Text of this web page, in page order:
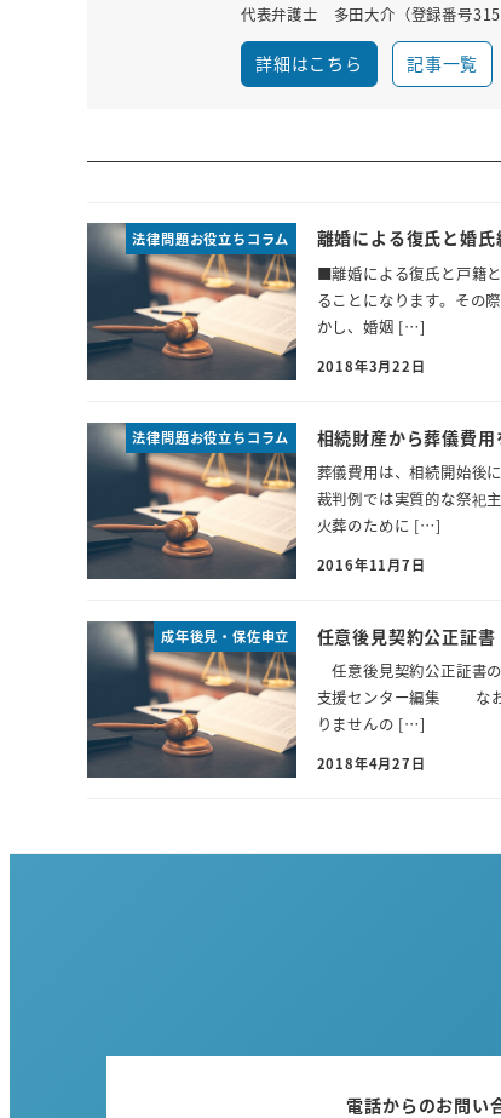
代表弁護士 多田大介（登録番号
詳細はこちら 記事一覧
法律問題お役立ちコラム 離婚による復氏と婚
■離婚による復氏と戸籍
ることになります。その
かし、婚姻 […]
2018年3月22日
法律問題お役立ちコラム 相続財産から葬儀費
葬儀費用は、相続開始後
裁判例では実質的な祭祀
火葬のために […]
2016年11月7日
成年後見・保佐申立 任意後見契約公正証書
任意後見契約公正証書
支援センター編集 なお
りませんの […]
2018年4月27日
電話からのお問い